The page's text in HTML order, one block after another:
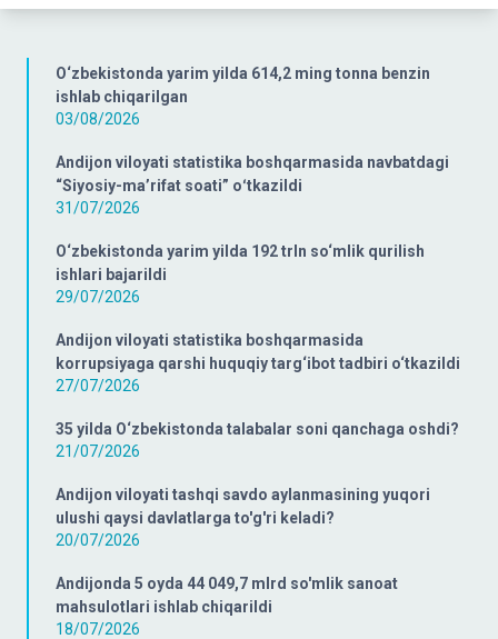
O‘zbekistonda yarim yilda 614,2 ming tonna benzin
ishlab chiqarilgan
03/08/2026
Andijon viloyati statistika boshqarmasida navbatdagi
“Siyosiy-ma’rifat soati” oʻtkazildi
31/07/2026
O‘zbekistonda yarim yilda 192 trln so‘mlik qurilish
ishlari bajarildi
29/07/2026
Andijon viloyati statistika boshqarmasida
korrupsiyaga qarshi huquqiy targ‘ibot tadbiri o‘tkazildi
27/07/2026
35 yilda O‘zbekistonda talabalar soni qanchaga oshdi?
21/07/2026
Andijon viloyati tashqi savdo aylanmasining yuqori
ulushi qaysi davlatlarga to'g'ri keladi?
20/07/2026
Andijonda 5 oyda 44 049,7 mlrd so'mlik sanoat
mahsulotlari ishlab chiqarildi
18/07/2026